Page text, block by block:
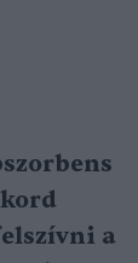
a